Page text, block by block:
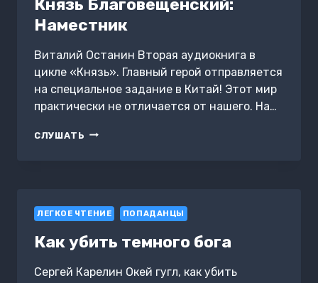
Наместник
Виталий Останин Вторая аудиокнига в
цикле «Князь». Главный герой отправляется
на специальное задание в Китай! Этот мир
практически не отличается от нашего. На…
СЛУШАТЬ КНЯЗЬ
ЛЕГКОЕ ЧТЕНИЕ ПОПАДАНЦЫ
Как убить темного бога
Сергей Карелин Окей гугл, как убить